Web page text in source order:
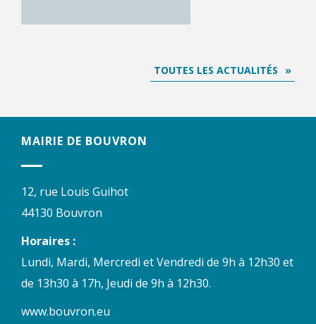
TOUTES LES ACTUALITÉS
MAIRIE DE BOUVRON
12, rue Louis Guihot
44130 Bouvron
Horaires :
Lundi, Mardi, Mercredi et Vendredi de 9h à 12h30 et
de 13h30 à 17h, Jeudi de 9h à 12h30.
www.bouvron.eu